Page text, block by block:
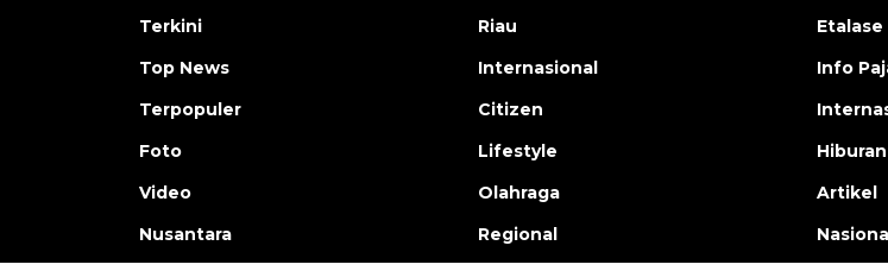
Terkini
Top News
Terpopuler
Foto
Video
Nusantara
Riau
Internasional
Citizen
Lifestyle
Olahraga
Regional
Etalase
Info
Hiburan
Artikel